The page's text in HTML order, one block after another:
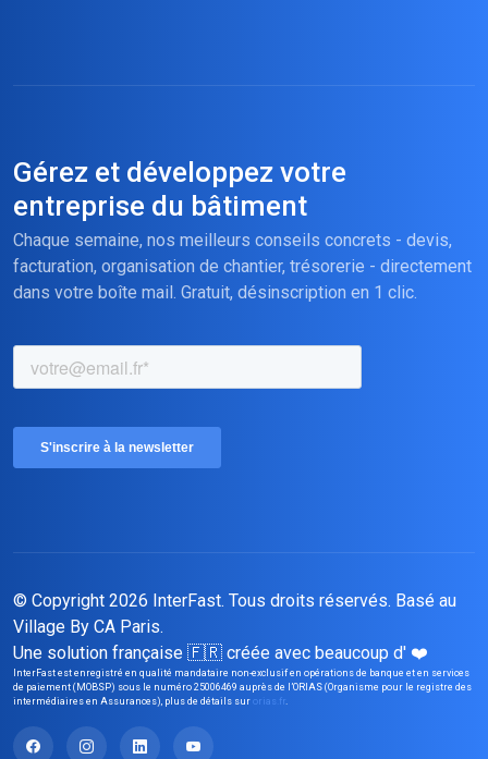
Gérez et développez votre
entreprise du bâtiment
Chaque semaine, nos meilleurs conseils concrets - devis,
facturation, organisation de chantier, trésorerie - directement
dans votre boîte mail. Gratuit, désinscription en 1 clic.
© Copyright 2026 InterFast. Tous droits réservés. Basé au
Village By CA Paris.
Une solution française 🇫🇷 créée avec beaucoup d' ❤️
InterFast est enregistré en qualité mandataire non-exclusif en opérations de banque et en services
de paiement (MOBSP) sous le numéro 25006469 auprès de l’ORIAS (Organisme pour le registre des
intermédiaires en Assurances), plus de détails sur orias.fr.